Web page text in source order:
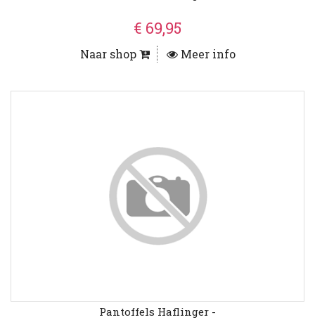
€ 69,95
Naar shop Meer info
Pantoffels Haflinger -